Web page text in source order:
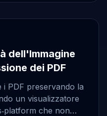
dell'Immagine
dei PDF
PDF preservando la
un visualizzatore
che non